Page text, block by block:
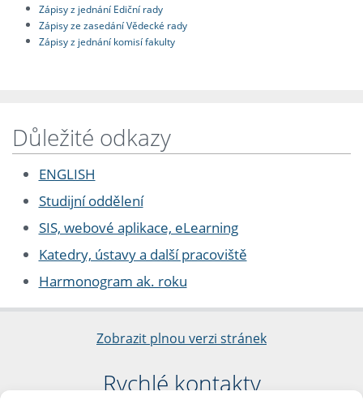
Zápisy z jednání Ediční rady
Zápisy ze zasedání Vědecké rady
Zápisy z jednání komisí fakulty
Důležité odkazy
ENGLISH
Studijní oddělení
SIS, webové aplikace, eLearning
Katedry, ústavy a další pracoviště
Harmonogram ak. roku
Zobrazit plnou verzi stránek
Rychlé kontakty